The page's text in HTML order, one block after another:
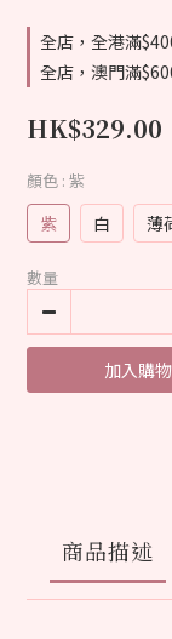
全店，全港滿
全店，澳門滿
HK$329.00
顏色 : 紫
紫 白 薄
數量
加入購
商品描述